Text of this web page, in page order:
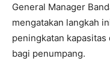
General Manager
mengatakan langkah
peningkatan kapasitas
bagi penumpang.